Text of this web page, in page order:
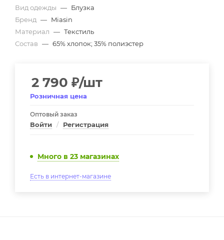
Вид одежды — Блузка
Бренд — Miasin
Материал — Текстиль
Состав — 65% хлопок; 35% полиэстер
2 790 ₽/шт
Розничная цена
Оптовый заказ
Войти / Регистрация
Много в 23 магазинах
Есть в интернет-магазине